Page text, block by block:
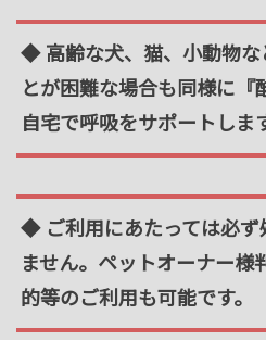
◆ 高齢な犬、猫、小動物な
とが困難な場合も同様に『
自宅で呼吸をサポートしま
◆ ご利用にあたっては必ず
ません。ペットオーナー様
的等のご利用も可能です。